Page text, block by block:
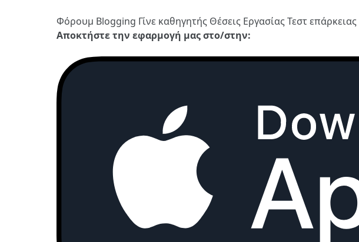
Φόρουμ Blogging Γίνε καθηγητής Θέσεις ΕργασίαςΤεστ επάρκειας
Αποκτήστε την εφαρμογή μας στο/στην: